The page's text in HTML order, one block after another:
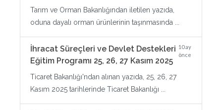
Tarım ve Orman Bakanlığından iletilen yazıda,
oduna dayalı orman ürünlerinin taşınmasında ...
İhracat Süreçleri ve Devlet Destekleri
Eğitim Programı 25, 26, 27 Kasım 2025
10 ay
önce
Ticaret Bakanlığı'ndan alınan yazıda, 25, 26, 27
Kasım 2025 tarihlerinde Ticaret Bakanlığı ...